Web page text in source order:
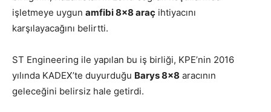
işletmeye uygun amfibi 8×8 araç ihtiyacını
karşılayacağını belirtti.
ST Engineering ile yapılan bu iş birliği, KPE’nin 2016
yılında KADEX’te duyurduğu Barys 8×8 aracının
geleceğini belirsiz hale getirdi.